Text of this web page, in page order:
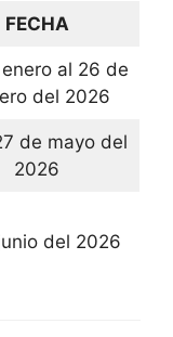
FECHA
al 26 de
del 2026
de mayo del
2026
del 2026